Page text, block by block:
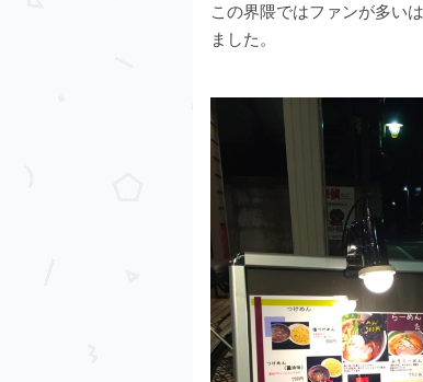
この界隈ではファンが多い
ました。